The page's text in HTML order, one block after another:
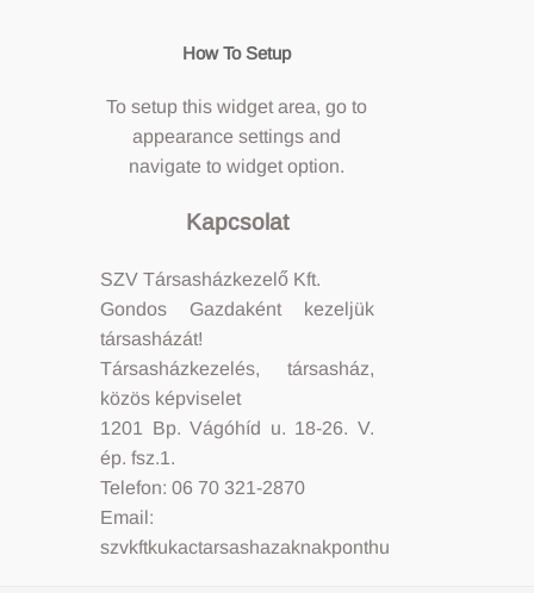
How To Setup
To setup this widget area, go to
appearance settings and
navigate to widget option.
Kapcsolat
SZV Társasházkezelő Kft.
Gondos Gazdaként kezeljük
társasházát!
Társasházkezelés, társasház,
közös képviselet
1201 Bp. Vágóhíd u. 18-26. V.
ép. fsz.1.
Telefon: 06 70 321-2870
Email:
szvkftkukactarsashazaknakponthu